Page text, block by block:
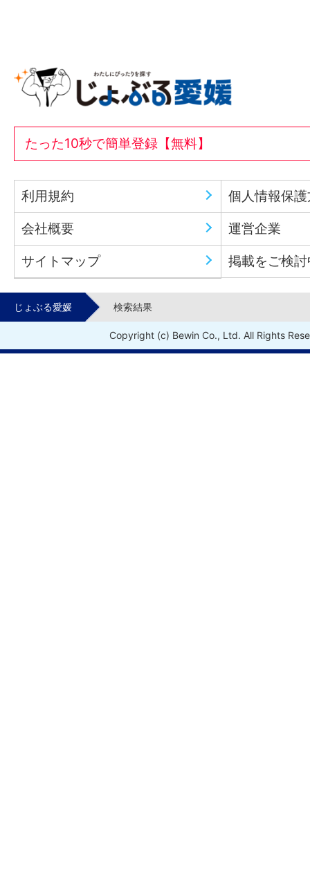
たった10秒で簡単登録【無料】
利用規約 個人情報保
会社概要 運営企業
サイトマップ 掲載をご検
じょぶる愛媛 検索結果
Copyright (c) Bewin Co., Ltd. All Rights